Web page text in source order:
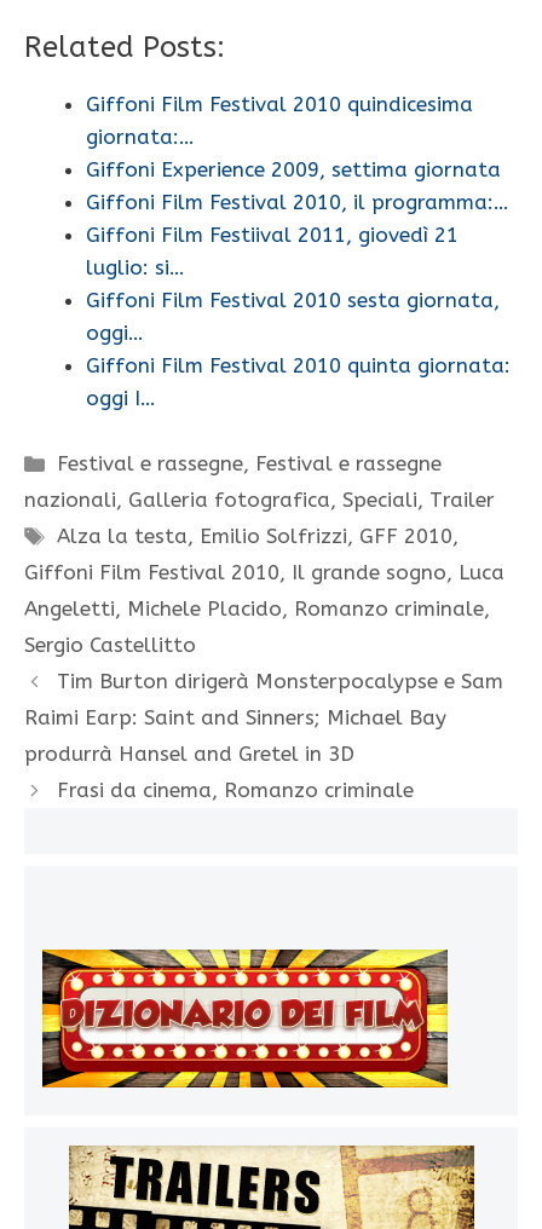
Related Posts:
Giffoni Film Festival 2010 quindicesima
giornata:…
Giffoni Experience 2009, settima giornata
Giffoni Film Festival 2010, il programma:…
Giffoni Film Festiival 2011, giovedì 21
luglio: si…
Giffoni Film Festival 2010 sesta giornata,
oggi…
Giffoni Film Festival 2010 quinta giornata:
oggi I…
Categorie
Festival e rassegne, Festival e rassegne
nazionali, Galleria fotografica, Speciali, Trailer
Tag
Alza la testa, Emilio Solfrizzi, GFF 2010,
Giffoni Film Festival 2010, Il grande sogno, Luca
Angeletti, Michele Placido, Romanzo criminale,
Sergio Castellitto
Tim Burton dirigerà Monsterpocalypse e Sam
Raimi Earp: Saint and Sinners; Michael Bay
produrrà Hansel and Gretel in 3D
Frasi da cinema, Romanzo criminale